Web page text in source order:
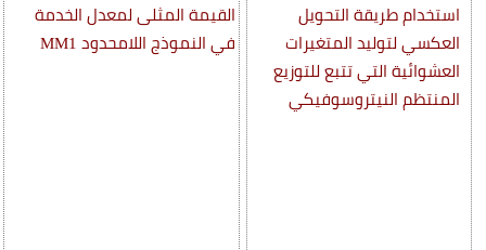
استخدام طريقة التحويل
العكسي لتوليد المتغيرات
العشوائية التي تتبع للتوزيع
المنتظم النيتروسوفيكي
القيمة المثلى لمعدل الخدمة
في النموذج اللامحدود MM1